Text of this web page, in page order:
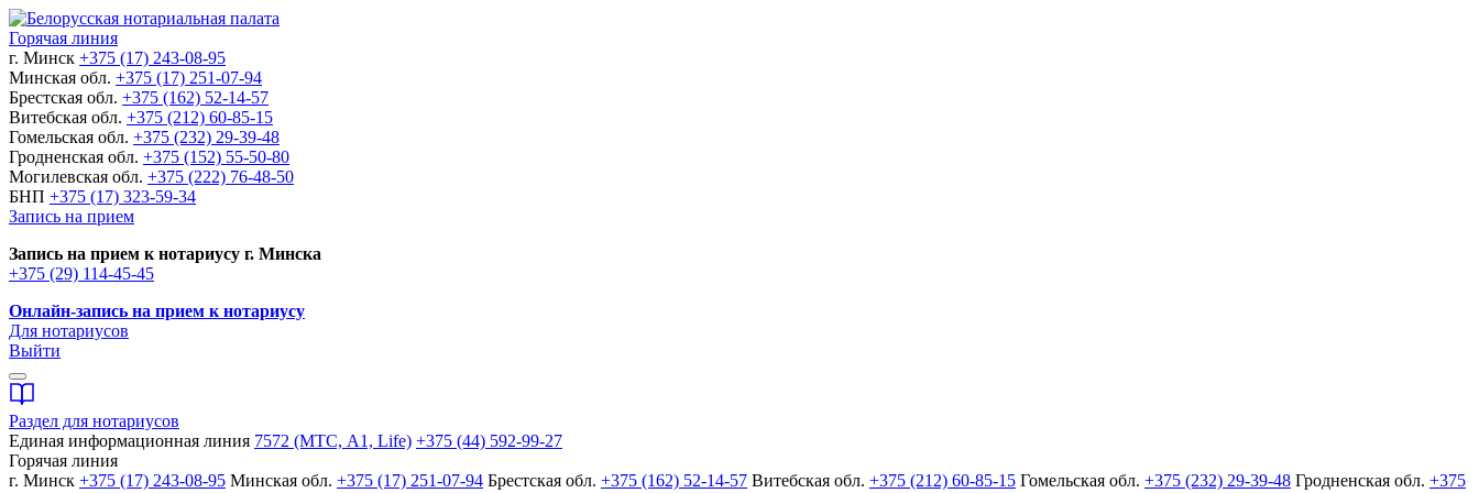
Горячая линия
г. Минск +375 (17) 243-08-95
Минская обл. +375 (17) 251-07-94
Брестская обл. +375 (162) 52-14-57
Витебская обл. +375 (212) 60-85-15
Гомельская обл. +375 (232) 29-39-48
Гродненская обл. +375 (152) 55-50-80
Могилевская обл. +375 (222) 76-48-50
БНП +375 (17) 323-59-34
Запись на прием
Запись на прием к нотариусу г. Минска
+375 (29) 114-45-45
Онлайн-запись на прием к нотариусу
Для нотариусов
Выйти
Раздел для нотариусов
Единая информационная линия 7572 (МТС, A1, Life) +375 (44) 592-99-27
Горячая линия
г. Минск +375 (17) 243-08-95 Минская обл. +375 (17) 251-07-94 Брестская обл. +375 (162) 52-14-57 Витебская обл. +375 (212) 60-85-15 Гомельская обл. +375 (232) 29-39-48 Гродненская обл. +375